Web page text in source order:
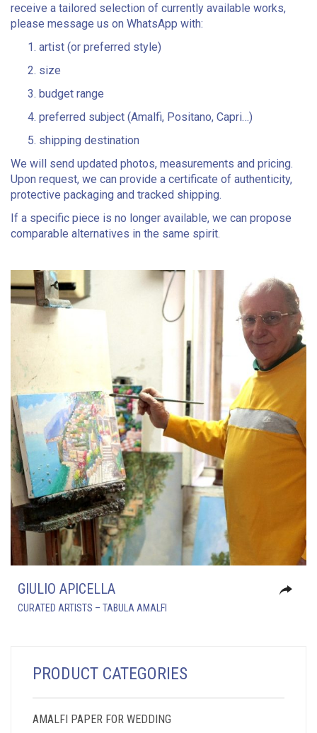
receive a tailored selection of currently available works,
please message us on WhatsApp with:
artist (or preferred style)
size
budget range
preferred subject (Amalfi, Positano, Capri…)
shipping destination
We will send updated photos, measurements and pricing.
Upon request, we can provide a certificate of authenticity,
protective packaging and tracked shipping.
If a specific piece is no longer available, we can propose
comparable alternatives in the same spirit.
GIULIO APICELLA
CURATED ARTISTS – TABULA AMALFI
PRODUCT CATEGORIES
AMALFI PAPER FOR WEDDING